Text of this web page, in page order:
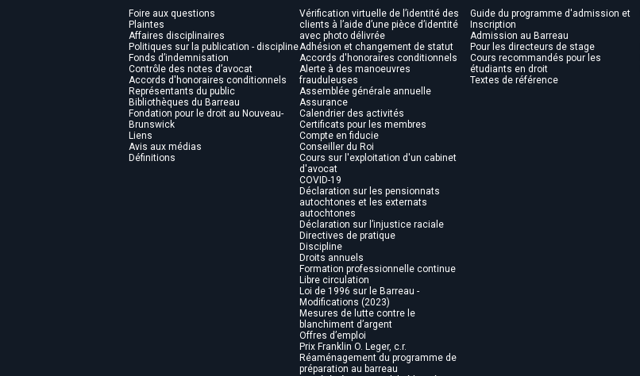
Foire aux questions
Plaintes
Affaires disciplinaires
Politiques sur la publication - discipline
Fonds d’indemnisation
Contrôle des notes d’avocat
Accords d'honoraires conditionnels
Représentants du public
Bibliothèques du Barreau
Fondation pour le droit au Nouveau-
Brunswick
Liens
Avis aux médias
Définitions
Vérification virtuelle de l’identité des
clients à l’aide d’une pièce d’identité
avec photo délivrée
Adhésion et changement de statut
Accords d'honoraires conditionnels
Alerte à des manoeuvres
frauduleuses
Assemblée générale annuelle
Assurance
Calendrier des activités
Certificats pour les membres
Compte en fiducie
Conseiller du Roi
Cours sur l'exploitation d'un cabinet
d'avocat
COVID-19
Déclaration sur les pensionnats
autochtones et les externats
autochtones
Déclaration sur l’injustice raciale
Directives de pratique
Discipline
Droits annuels
Formation professionnelle continue
Libre circulation
Loi de 1996 sur le Barreau -
Modifications (2023)
Mesures de lutte contre le
blanchiment d’argent
Offres d’emploi
Prix Franklin O. Leger, c.r.
Réaménagement du programme de
préparation au barreau
Guide du programme d'admission et
Inscription
Admission au Barreau
Pour les directeurs de stage
Cours recommandés pour les
étudiants en droit
Textes de référence